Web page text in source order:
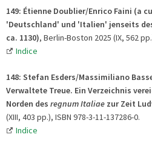
149: Étienne Doublier/Enrico Faini (a
'Deutschland' und 'Italien' jenseits
ca. 1130), Berlin-Boston 2025 (IX, 562
Indice
148: Stefan Esders/Massimiliano
Verwaltete Treue. Ein Verzeichnis
Norden des regnum Italiae zur Zeit
(XIII, 403 pp.), ISBN 978-3-11-137286-0.
Indice